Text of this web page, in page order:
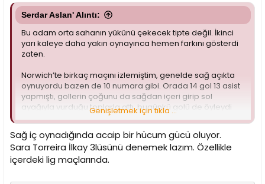
Serdar Aslan' Alıntı:
Bu adam orta sahanın yükünü çekecek tipte değil. İkinci
yarı kaleye daha yakın oynayınca hemen farkını gösterdi
zaten.
Norwich’te birkaç maçını izlemiştim, genelde sağ açıkta
oynuyordu bazen de 10 numara gibi. Orada 14 gol 13 asist
yapmıştı, gollerin çoğunu da sağdan içeri girip sol
ayağıyla vurduğu toplarla attı, bugünkü golü de öyleydi
zaten.
Ama bizde genelde kaleye uzak, sol tarafta oynuyor. Çok
iyi topçu ama kaleye yakın oynadığında çok daha etkili
oluyor.
Genişletmek için tıkla ...
Sağ iç oynadığında acaip bir hücum gücü oluyor.
Sara Torreira İlkay 3lüsünü denemek lazım. Özellikle
içerdeki lig maçlarında.